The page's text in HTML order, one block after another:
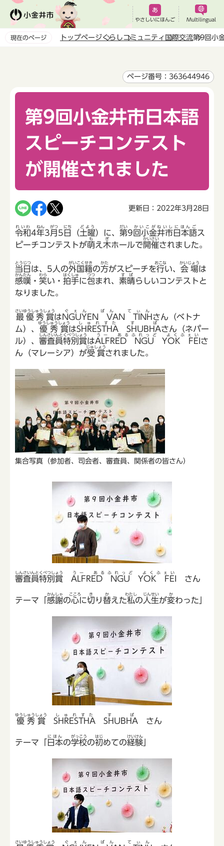
ペ
やさしいにほんご Multilingual
現在のページ トップページくらし コミュニティ 国際交流第9回小
ページ番号：363644946
第9回小金井市日本語
スピーチコンテスト
が開催されました
更新日：2022年3月28日
令和
れいわ
4年
ねん
3月
がつ
5日
にち
（土曜
どよう
）に、 第
だい
9回小金井市日本語
かいこがねいしにほんご
ス
ピーチコンテストが萌
も
え 木
ぎ
ホールで開催
かいさい
されました。
当日
とうじつ
は、5人の外国籍
がいこくせき
の方
かた
がスピーチを行
おこな
い、 会場
かいじょう
は
感嘆
かんたん
・ 笑
わら
い・ 拍手
はくしゅ
に包
つつ
まれ、 素晴
すば
らしいコンテストと
なりました。
最優秀賞
さいゆうしゅうしょう
はNGUYEN VAN TINH
ぐぇん ばん てぃん
さん（ベトナ
ム）、 優秀賞
ゆうしゅうしょう
はSHRESTHA
しゅれすた
SHUBHA
すば
さん（ネパー
ル）、 審査員特別賞
しんさいんとくべつしょう
はALFRED NGU YOK FEI
うー あるふれっど よくふぇい
さ
ん（マレーシア）が受賞
じゅしょう
されました。
集合写真（参加者、司会者、審査員、関係者の皆さん）
審査員特別賞
しんさいんとくべつしょう
ALFRED NGU YOK FEI
うー あるふれっど よくふぇい
さん
テーマ「 感謝
かんしゃ
の心
こころ
に切
き
り替
か
えた私
わたし
の人生
じんせい
が変
か
わった」
優秀賞
ゆうしゅうしょう
SHRESTHA
しゅれすた
SHUBHA
すば
さん
テーマ「 日本
にほん
の学校
がっこう
の初
はじ
めての経験
けいけん
さいゆうしゅうしょう ぐぇん ばん てぃん